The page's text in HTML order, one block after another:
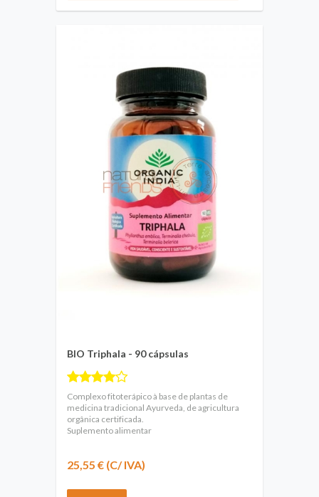
BIO Triphala - 90 cápsulas
Complexo fitoterápico à base de plantas de
medicina tradicional Ayurveda, de agricultura
orgânica certificada.
Suplemento alimentar
25,55 € (C/ IVA)